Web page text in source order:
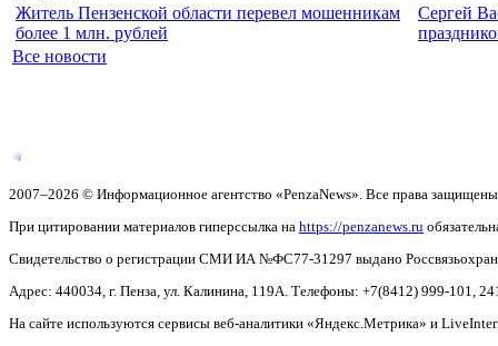
Житель Пензенской области перевел мошенникам
более 1 млн. рублей
Сергей
Все новости
2007–2026 © Информационное агентство «PenzaNews». Все права
При цитировании материалов гиперссылка на https://penzanews.ru
Свидетельство о регистрации СМИ ИА №ФС77-31297 выдано
Адрес: 440034, г. Пенза, ул. Калинина, 119А. Телефоны: +7(8412) 999-101,
На сайте используются сервисы веб-аналитики «Яндекс.Метрика» и